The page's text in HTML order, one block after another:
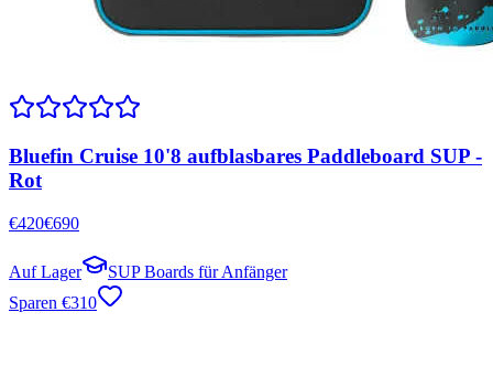
Bluefin Cruise 10'8 aufblasbares Paddleboard SUP -
Rot
€420€690
Auf Lager
SUP Boards für Anfänger
Sparen €310